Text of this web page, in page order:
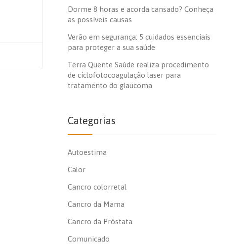
Dorme 8 horas e acorda cansado? Conheça
as possíveis causas
Verão em segurança: 5 cuidados essenciais
para proteger a sua saúde
Terra Quente Saúde realiza procedimento
de ciclofotocoagulação laser para
tratamento do glaucoma
Categorias
Autoestima
Calor
Cancro colorretal
Cancro da Mama
Cancro da Próstata
Comunicado